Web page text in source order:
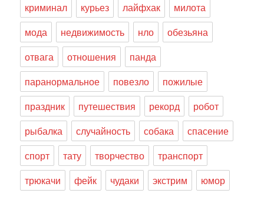
криминал
курьез лайфхак
милота
мода
недвижимость нло
обезьяна
отвага
отношения
панда
паранормальное
повезло
пожилые
праздник
путешествия рекорд
робот
рыбалка
случайность собака
спасение
спорт
тату творчество
транспорт
трюкачи
фейк чудаки экстрим юмор